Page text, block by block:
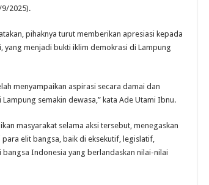
2025).
pihaknya turut memberikan apresiasi kepada
yang menjadi bukti iklim demokrasi di Lampung
menyampaikan aspirasi secara damai dan
semakin dewasa,” kata Ade Utami Ibnu.
masyarakat selama aksi tersebut, menegaskan
elit bangsa, baik di eksekutif, legislatif,
Indonesia yang berlandaskan nilai-nilai